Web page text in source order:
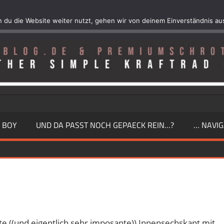
UND DA PASST NOCH GEPAECK REIN…? …
du die Website weiter nutzt, gehen wir von deinem Einverständnis